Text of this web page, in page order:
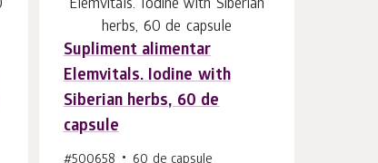
Supliment alimentar
Elemvitals. Iodine with
Siberian herbs, 60 de
capsule
În coș 1buc.